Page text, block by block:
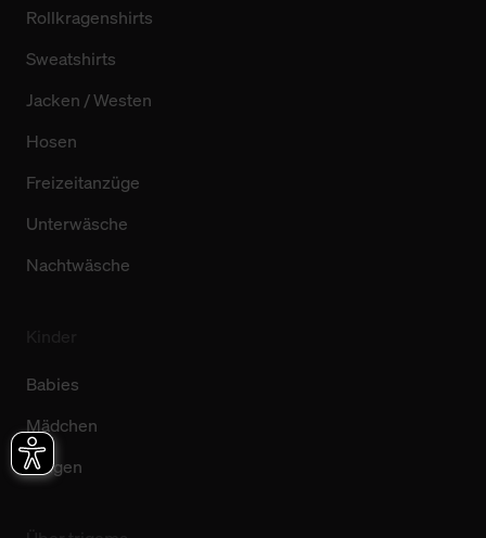
Rollkragenshirts
Sweatshirts
Jacken / Westen
Hosen
Freizeitanzüge
Unterwäsche
Nachtwäsche
Babies
Mädchen
Jungen